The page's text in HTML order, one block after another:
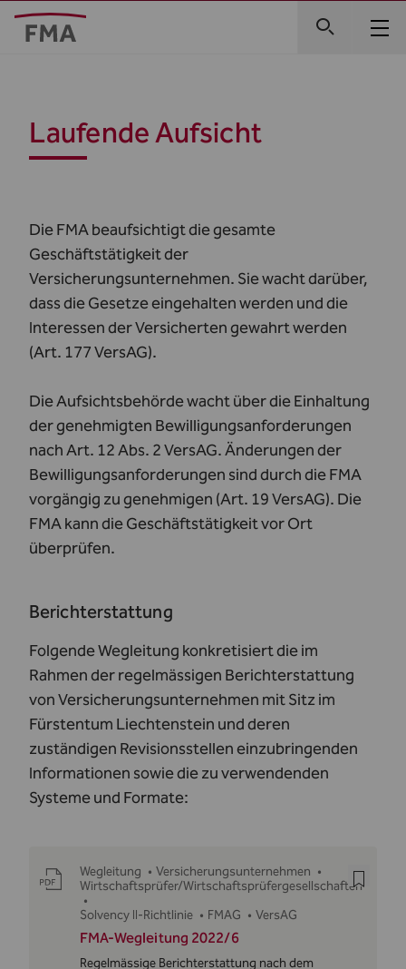
Laufende Aufsicht
Die FMA beaufsichtigt die gesamte
Geschäftstätigkeit der
Versicherungsunternehmen. Sie wacht darüber,
dass die Gesetze eingehalten werden und die
Interessen der Versicherten gewahrt werden
(Art. 177 VersAG).
Die Aufsichtsbehörde wacht über die Einhaltung
der genehmigten Bewilligungsanforderungen
nach Art. 12 Abs. 2 VersAG. Änderungen der
Bewilligungsanforderungen sind durch die FMA
vorgängig zu genehmigen (Art. 19 VersAG). Die
FMA kann die Geschäftstätigkeit vor Ort
überprüfen.
Berichterstattung
Folgende Wegleitung konkretisiert die im
Rahmen der regelmässigen Berichterstattung
von Versicherungsunternehmen mit Sitz im
Fürstentum Liechtenstein und deren
zuständigen Revisionsstellen einzubringenden
Informationen sowie die zu verwendenden
Systeme und Formate:
Wegleitung • Versicherungsunternehmen •
Wirtschaftsprüfer/Wirtschaftsprüfergesellschaften
•
Solvency II-Richtlinie • FMAG • VersAG
FMA-Wegleitung 2022/6
Regelmässige Berichterstattung nach dem